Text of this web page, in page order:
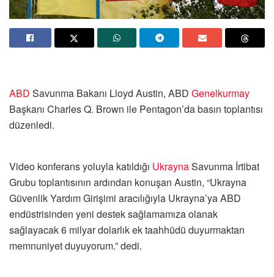
ABD Savunma Bakanı Lloyd Austin, ABD Genelkurmay
Başkanı Charles Q. Brown ile Pentagon’da basın toplantısı
düzenledi.
Video konferans yoluyla katıldığı UkraynaSavunma İrtibat
Grubu toplantısının ardından konuşan Austin, “Ukrayna
Güvenlik Yardım Girişimi aracılığıyla Ukrayna’ya ABD
endüstrisinden yeni destek sağlamamıza olanak
sağlayacak 6 milyar dolarlık ek taahhüdü duyurmaktan
memnuniyet duyuyorum.” dedi.